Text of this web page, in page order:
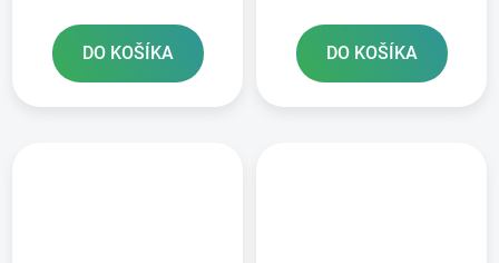
DO KOŠÍKA DO KOŠÍKA